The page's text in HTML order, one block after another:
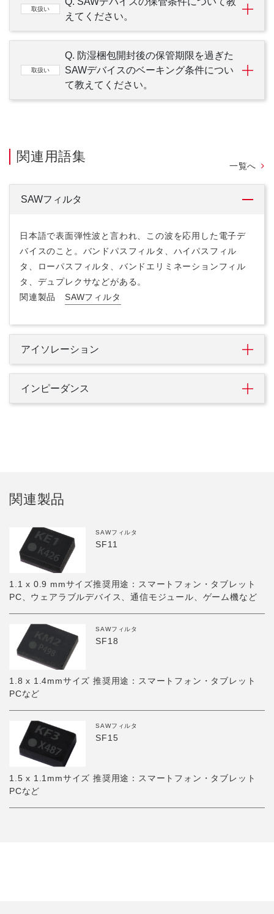
取扱い
えてください。
取扱い
Q. 防湿梱包開封後の保管期限を過ぎた
SAWデバイスのベーキング条件につい
て教えてください。
関連用語集
一覧へ
SAWフィルタ
日本語で表面弾性波と言われ、この波を応用した電子デ
バイスのこと。バンドパスフィルタ、ハイパスフィル
タ、ローパスフィルタ、バンドエリミネーションフィル
タ、デュプレクサなどがある。
関連製品 SAWフィルタ
アイソレーション
インピーダンス
関連製品
SAWフィルタ
SF11
1.1 x 0.9 mmサイズ推奨用途：スマートフォン・タブレット
PC、ウェアラブルデバイス、通信モジュール、ゲーム機など
SAWフィルタ
SF18
1.8 x 1.4mmサイズ 推奨用途：スマートフォン・タブレット
PCなど
SAWフィルタ
SF15
1.5 x 1.1mmサイズ 推奨用途：スマートフォン・タブレット
PCなど